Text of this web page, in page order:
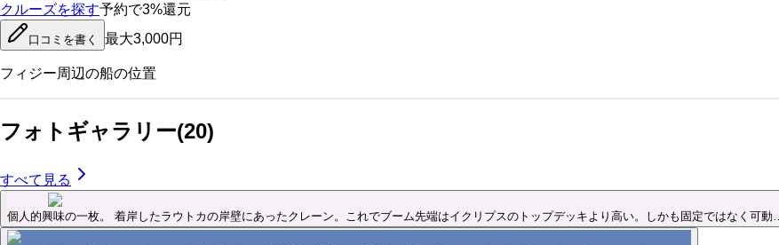
クルーズを探す予約で3%還元
口コミを書く 最大3,000円
フィジー周辺の船の位置
フォトギャラリー(20)
すべて見る
個人的興味の一枚。 着岸したラウトカの岸壁にあったクレーン。これでブーム先端はイクリプスのトップデッキより高い。しかも固定ではなく可動…